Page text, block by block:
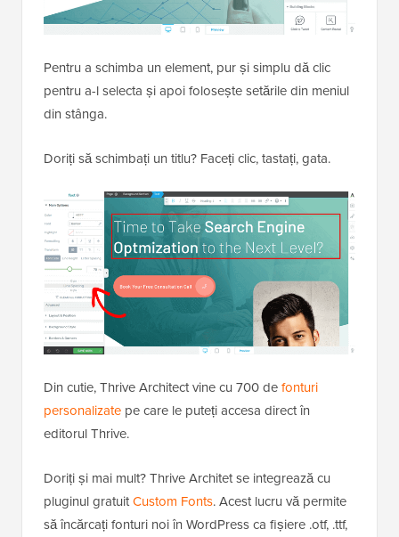
Pentru a schimba un element, pur și simplu dă clic
pentru a-l selecta și apoi folosește setările din meniul
din stânga.
Doriți să schimbați un titlu? Faceți clic, tastați, gata.
Din cutie, Thrive Architect vine cu 700 defonturi
personalizate pe care le puteți accesa direct în
editorul Thrive.
Doriți și mai mult? Thrive Architet se integrează cu
pluginul gratuitCustom Fonts. Acest lucru vă permite
să încărcați fonturi noi în WordPress ca fișiere .otf, .ttf,